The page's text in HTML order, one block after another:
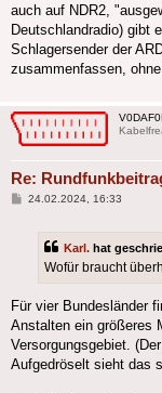
auch auf NDR2,
Deutschlandradio) gibt
Schlagersender der
zusammenfassen,
Re:
Beitrag
24.02.2024, 16:33
Karl. hat
Wofür braucht
Für vier Bundesländer
Anstalten ein größeres
Versorgungsgebiet.
Aufgedröselt sieht das